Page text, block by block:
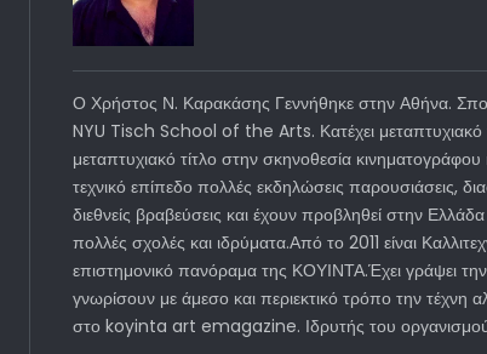
Ο Χρήστος Ν. Καρακάσης Γεννήθηκε στην Αθήνα.
NYU Tisch School of the Arts. Κατέχει
μεταπτυχιακό τίτλο στην σκηνοθεσία
τεχνικό επίπεδο πολλές εκδηλώσεις παρουσιάσεις,
διεθνείς βραβεύσεις και έχουν προβληθεί στην
πολλές σχολές και ιδρύματα.Από το 2011 είναι
επιστημονικό πανόραμα της ΚΟΥΙΝΤΑ.Έχει γράψει
γνωρίσουν με άμεσο και περιεκτικό τρόπο την τέχνη
στο koyinta art emagazine. Ιδρυτής του